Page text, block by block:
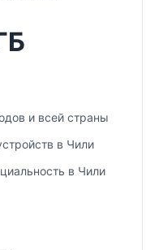
и всей страны
в Чили
в Чили